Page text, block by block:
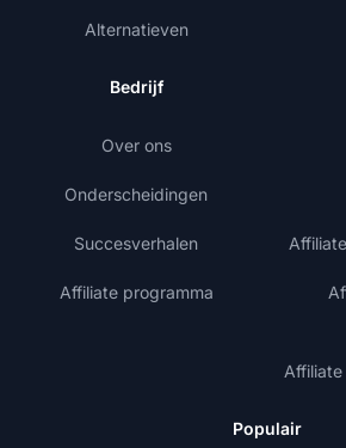
Alternatieven
Bedrijf
Over ons
Onderscheidingen
Succesverhalen
Affiliate programma
Populair